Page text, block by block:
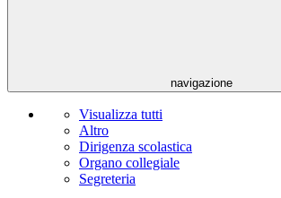
navigazione
Visualizza tutti
Altro
Dirigenza scolastica
Organo collegiale
Segreteria